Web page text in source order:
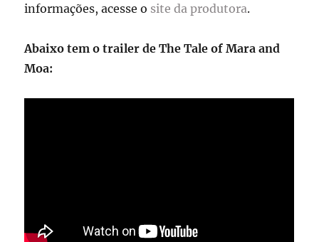
informações, acesse o site da produtora.
Abaixo tem o trailer de The Tale of Mara and
Moa: